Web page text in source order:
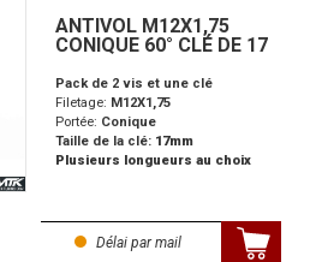
ANTIVOL M12X1,75
CONIQUE 60° CLÉ DE 17
Pack de 2 vis et une clé
Filetage: M12X1,75
Portée: Conique
Taille de la clé: 17mm
Plusieurs longueurs au choix
Délai par mail